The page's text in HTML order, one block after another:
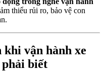
thiểu rủi ro, bảo vệ con
vận hành xe
phải biết